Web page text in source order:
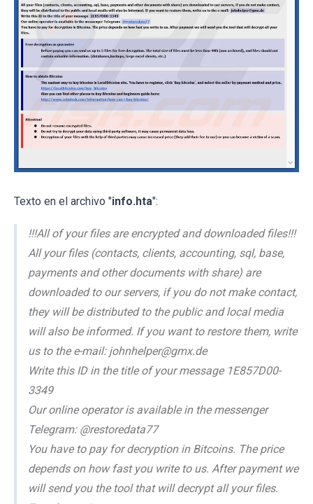
Texto en el archivo "info.hta":
!!!All of your files are encrypted and downloaded files!!!
All your files (contacts, clients, accounting, sql, base,
payments and other documents with share) are
downloaded to our servers, if you do not make contact,
they will be distributed to the public and local media
will also be informed. If you want to restore them, write
us to the e-mail: johnhelper@gmx.de
Write this ID in the title of your message 1E857D00-
3349
Our online operator is available in the messenger
Telegram: @restoredata77
You have to pay for decryption in Bitcoins. The price
depends on how fast you write to us. After payment we
will send you the tool that will decrypt all your files.